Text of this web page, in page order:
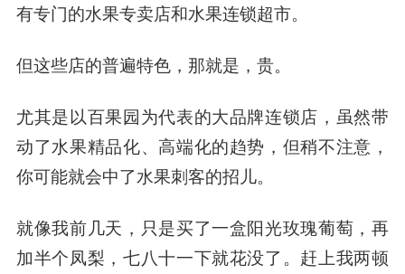
有专门的水果专卖店和水果连锁超市。
但这些店的普遍特色，那就是，贵。
尤其是以百果园为代表的大品牌连锁店，虽然带
动了水果精品化、高端化的趋势，但稍不注意，
你可能就会中了水果刺客的招儿。
就像我前几天，只是买了一盒阳光玫瑰葡萄，再
加半个凤梨，七八十一下就花没了。赶上我两顿